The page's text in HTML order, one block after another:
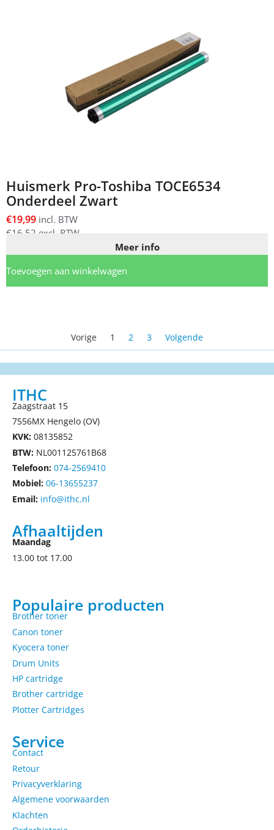
Huismerk Pro-Toshiba TOCE6534
Onderdeel Zwart
€19,99 incl. BTW
€16,52 excl. BTW
Meer info
Toevoegen aan winkelwagen
Vorige 1 2 3 Volgende
ITHC
Zaagstraat 15
7556MX Hengelo (OV)
KVK: 08135852
BTW: NL001125761B68
Telefoon: 074-2569410
Mobiel: 06-13655237
Email: info@ithc.nl
Afhaaltijden
Maandag
13.00 tot 17.00
Populaire producten
Brother toner
Canon toner
Kyocera toner
Drum Units
HP cartridge
Brother cartridge
Plotter Cartridges
Service
Contact
Retour
Privacyverklaring
Algemene voorwaarden
Klachten